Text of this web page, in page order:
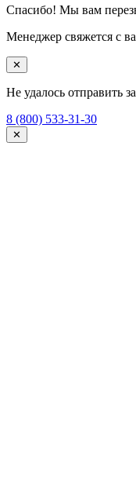
Спасибо! Мы вам
Менеджер свяжется с
✕
Не удалось отправить
8 (800) 533-31-30
✕